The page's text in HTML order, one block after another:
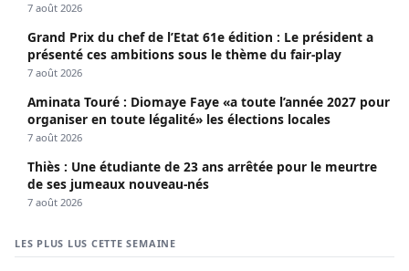
7 août 2026
Grand Prix du chef de l’Etat 61e édition : Le président a
présenté ces ambitions sous le thème du fair-play
7 août 2026
Aminata Touré : Diomaye Faye «a toute l’année 2027 pour
organiser en toute légalité» les élections locales
7 août 2026
Thiès : Une étudiante de 23 ans arrêtée pour le meurtre
de ses jumeaux nouveau-nés
7 août 2026
LES PLUS LUS CETTE SEMAINE